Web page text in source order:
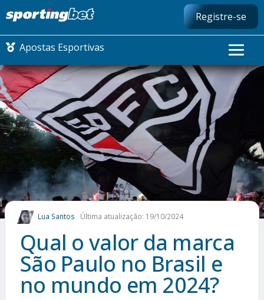
Registre-se
Apostas Esportivas
CONMEBOL LIBERTADORES
FUTEBOL NACIONAL
FUTEBOL INTERNACIONAL
COMO APOSTAR
MAIS ESPORTES
Lua Santos Última atualização: 19/10/2024
Qual o valor da marca
São Paulo no Brasil e
no mundo em 2024?